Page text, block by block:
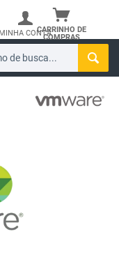
CARRINHO DE
COMPRAS
MINHA CONTA